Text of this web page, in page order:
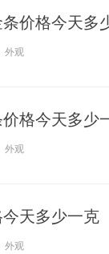
条价格今天多
外观
格今天多少
外观
天多少一克
外观